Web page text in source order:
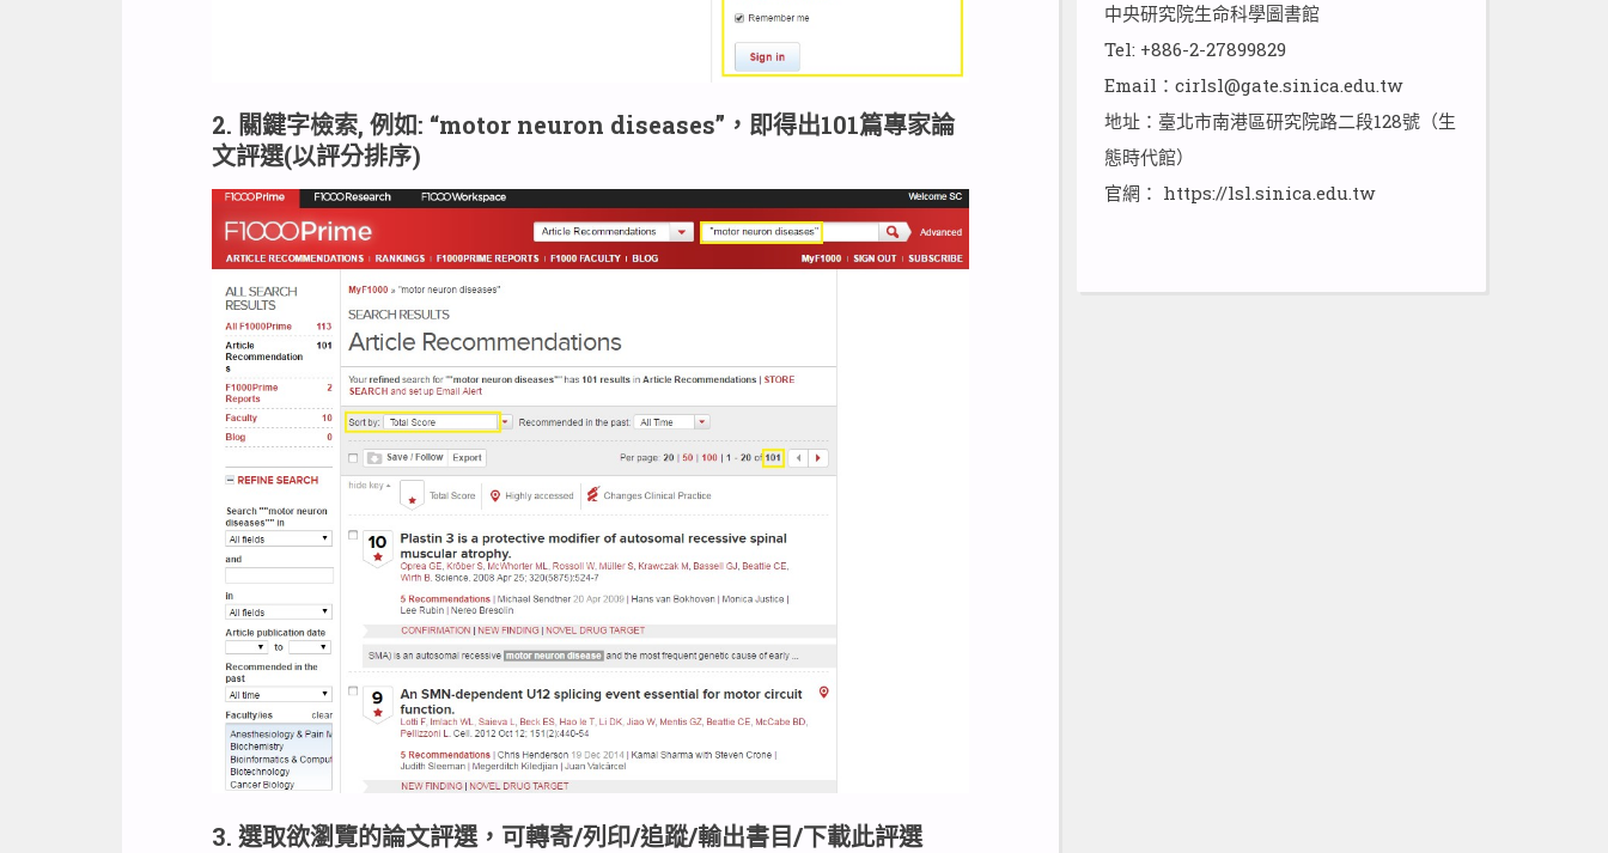
2. 關鍵字檢索, 例如: “motor neuron diseases”，即得出101篇專家論
文評選(以評分排序)
3. 選取欲瀏覽的論文評選，可轉寄/列印/追蹤/輸出書目/下載此評選
中央研究院生命科學圖書館
Tel: +886-2-27899829
Email：cirlsl@gate.sinica.edu.tw
地址：臺北市南港區研究院路二段128號（生
態時代館）
官網： https://lsl.sinica.edu.tw